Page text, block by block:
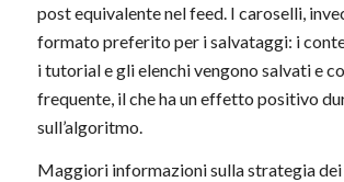
post equivalente nel feed. I caroselli,
formato preferito per i salvataggi: i
i tutorial e gli elenchi vengono salvati e
frequente, il che ha un effetto positivo
sull’algoritmo.
Maggiori informazioni sulla strategia dei